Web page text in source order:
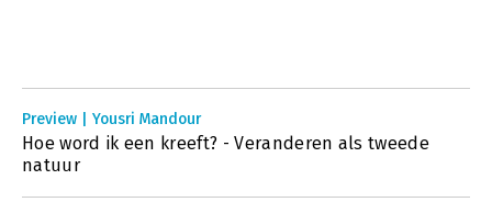
Preview | Yousri Mandour
Hoe word ik een kreeft? - Veranderen als tweede
natuur